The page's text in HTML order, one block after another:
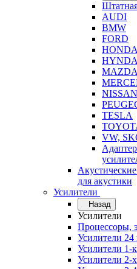
AUDI
BMW
FORD
MAZDA
TESLA
VW,
для акустики
Усилители
Назад
Усилители
Процессоры,
Усилители 24
Усилители 1-
Усилители 2-